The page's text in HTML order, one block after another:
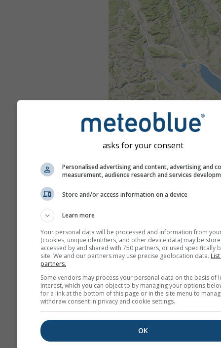
asks for your consent
Personalised advertising and content, advertising and
measurement, audience research and services
Store and/or access information on a device
Learn more
Your personal data will be processed and information from
(cookies, unique identifiers, and other device data) may be
accessed by and shared with 750 partners, or used specifically
site. We and our partners may use precise geolocation data.
partners.
Some vendors may process your personal data on the basis of
interest, which you can object to by managing your options
for a link at the bottom of this page or in the site menu to
withdraw consent in privacy and cookie settings.
OK